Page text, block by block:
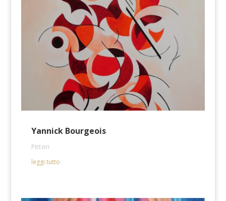
Yannick Bourgeois
Pittori
leggi tutto